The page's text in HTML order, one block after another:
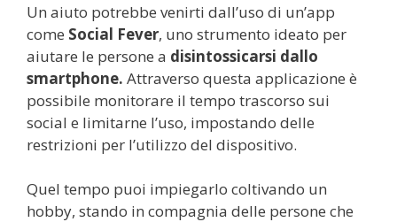
Un aiuto potrebbe venirti dall’uso di un’app
come Social Fever, uno strumento ideato per
aiutare le persone a disintossicarsi dallo
smartphone. Attraverso questa applicazione è
possibile monitorare il tempo trascorso sui
social e limitarne l’uso, impostando delle
restrizioni per l’utilizzo del dispositivo.
Quel tempo puoi impiegarlo coltivando un
hobby, stando in compagnia delle persone che